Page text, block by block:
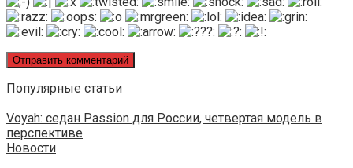
Популярные статьи
Voyah: седан Passion для России, четвертая модель в
перспективе
Новости